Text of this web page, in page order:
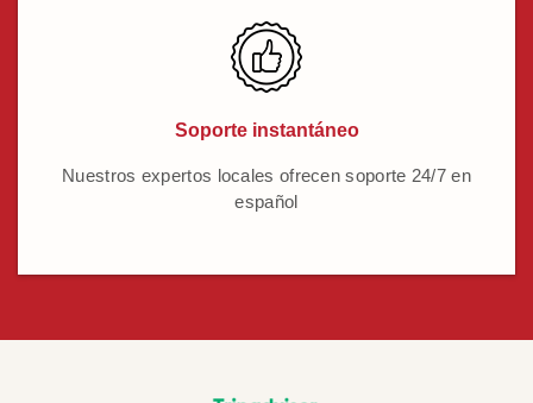
Soporte instantáneo
Nuestros expertos locales ofrecen soporte 24/7 en
español